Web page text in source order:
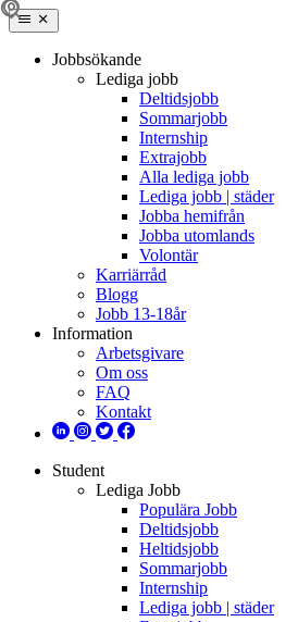
Jobbsökande
Lediga jobb
Deltidsjobb
Sommarjobb
Internship
Extrajobb
Alla lediga jobb
Lediga jobb | städer
Jobba hemifrån
Jobba utomlands
Volontär
Karriärråd
Blogg
Jobb 13-18år
Information
Arbetsgivare
Om oss
FAQ
Kontakt
Student
Lediga Jobb
Populära Jobb
Deltidsjobb
Heltidsjobb
Sommarjobb
Internship
Lediga jobb | städer